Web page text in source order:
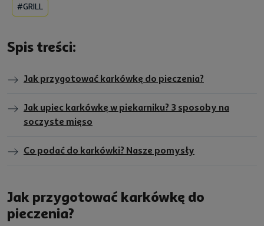
#GRILL
Spis treści:
Jak przygotować karkówkę do pieczenia?
Jak upiec karkówkę w piekarniku? 3 sposoby na
soczyste mięso
Co podać do karkówki? Nasze pomysły
Jak przygotować karkówkę do
pieczenia?